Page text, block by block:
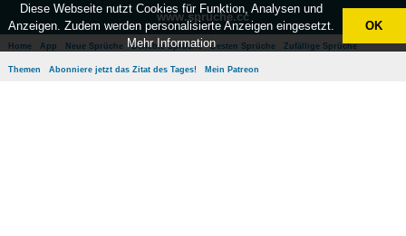
www.sprüche.cc
Home App Neue Sprüche Beliebte Sprüche Besten Sprüche Zufällige Sprüche
Themen Abonniere jetzt das Zitat des Tages! Mein Patreon
Diese Webseite nutzt Cookies für Funktion, Analysen und
Anzeigen. Zudem werden personalisierte Anzeigen eingesetzt.
Mehr Information
OK